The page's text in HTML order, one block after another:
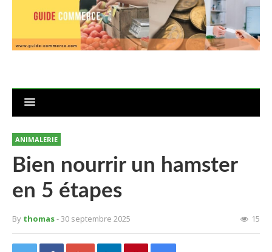
ANIMALERIE
Bien nourrir un hamster
en 5 étapes
By thomas- 30 septembre 2025 15